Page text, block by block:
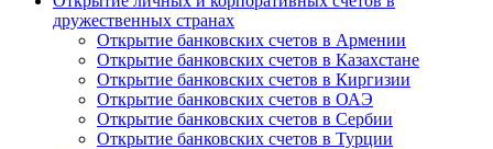
дружественных странах
Открытие банковских счетов в Армении
Открытие банковских счетов в Казахстане
Открытие банковских счетов в Киргизии
Открытие банковских счетов в ОАЭ
Открытие банковских счетов в Сербии
Открытие банковских счетов в Турции